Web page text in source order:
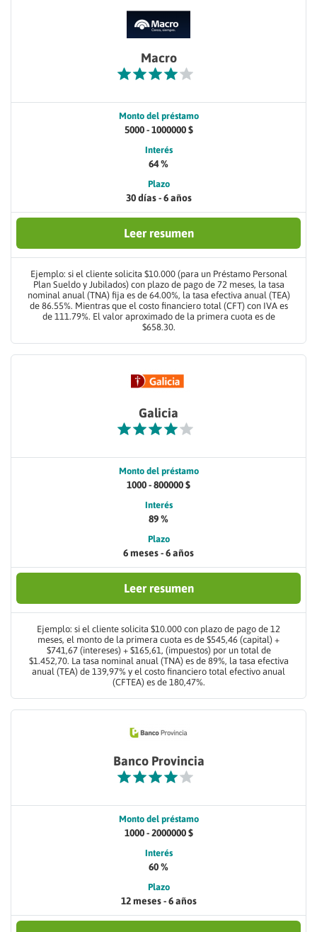
Macro
Monto del préstamo
5000 - 1000000 $
Interés
64 %
Plazo
30 días - 6 años
Leer resumen
Ejemplo: si el cliente solicita $10.000 (para un Préstamo Personal
Plan Sueldo y Jubilados) con plazo de pago de 72 meses, la tasa
nominal anual (TNA) fija es de 64.00%, la tasa efectiva anual (TEA)
de 86.55%. Mientras que el costo financiero total (CFT) con IVA es
de 111.79%. El valor aproximado de la primera cuota es de
$658.30.
Galicia
Monto del préstamo
1000 - 800000 $
Interés
89 %
Plazo
6 meses - 6 años
Leer resumen
Ejemplo: si el cliente solicita $10.000 con plazo de pago de 12
meses, el monto de la primera cuota es de $545,46 (capital) +
$741,67 (intereses) + $165,61, (impuestos) por un total de
$1.452,70. La tasa nominal anual (TNA) es de 89%, la tasa efectiva
anual (TEA) de 139,97% y el costo financiero total efectivo anual
(CFTEA) es de 180,47%.
Banco Provincia
Monto del préstamo
1000 - 2000000 $
Interés
60 %
Plazo
12 meses - 6 años